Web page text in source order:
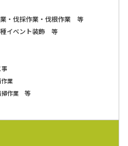
・伐採作業・伐根作業 等
イベント装飾 等
業
掃作業 等